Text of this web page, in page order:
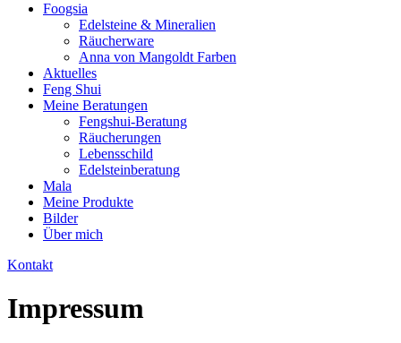
Foogsia
Edelsteine & Mineralien
Räucherware
Anna von Mangoldt Farben
Aktuelles
Feng Shui
Meine Beratungen
Fengshui-Beratung
Räucherungen
Lebensschild
Edelsteinberatung
Mala
Meine Produkte
Bilder
Über mich
Kontakt
Impressum